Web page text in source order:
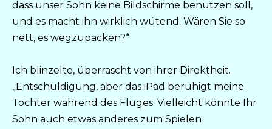
dass unser Sohn keine Bildschirme benutzen soll,
und es macht ihn wirklich wütend. Wären Sie so
nett, es wegzupacken?“
Ich blinzelte, überrascht von ihrer Direktheit.
„Entschuldigung, aber das iPad beruhigt meine
Tochter während des Fluges. Vielleicht könnte Ihr
Sohn auch etwas anderes zum Spielen